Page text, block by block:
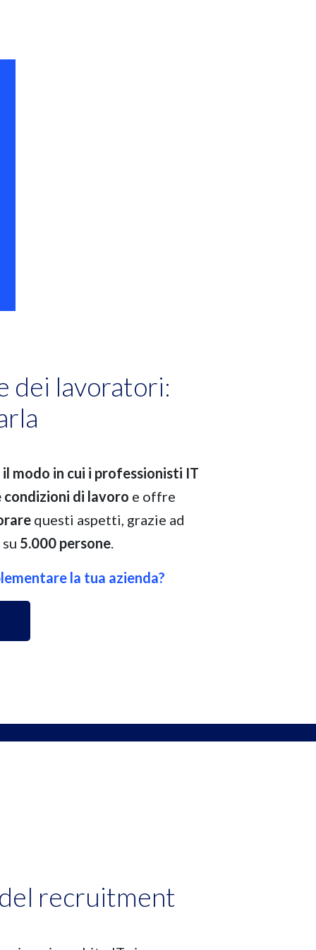
dei lavoratori:
il modo in cui i professionisti IT
condizioni di lavoro e offre
questi aspetti, grazie ad
5.000 persone.
la tua azienda?
recruitment